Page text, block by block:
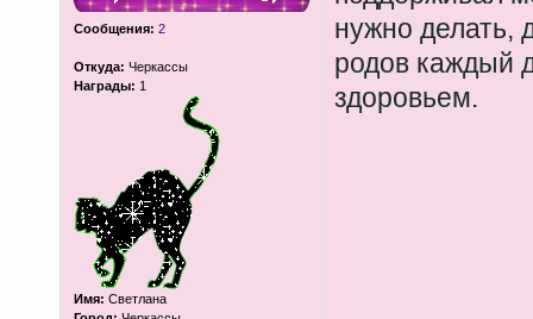
Сообщения: 2
Откуда: Черкассы
Награды: 1
Имя: Cветлана
нужно делать,
родов каждый
здоровьем.